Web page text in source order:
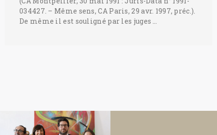
034427. – Même sens, CA Paris, 29 avr. 1997, préc.).
De même il est souligné par les juges …